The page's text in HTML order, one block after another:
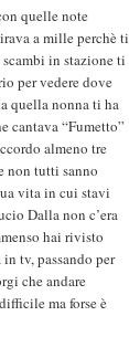
quelle note
a mille perchè ti
in stazione ti
per vedere dove
quella nonna ti ha
cantava “Fumetto”
almeno tre
non tutti sanno
vita in cui stavi
Dalla non c’era
hai rivisto
tv, passando per
che andare
ma forse è